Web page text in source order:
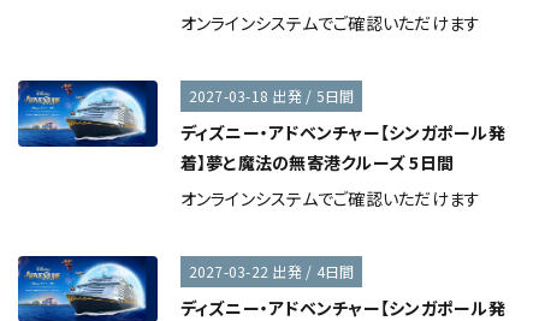
オンラインシステムでご確認いただけます
2027-03-18 出発 / 5日間
ディズニー・アドベンチャー【シンガポール発
着】夢と魔法の無寄港クルーズ 5日間
オンラインシステムでご確認いただけます
2027-03-22 出発 / 4日間
ディズニー・アドベンチャー【シンガポール発